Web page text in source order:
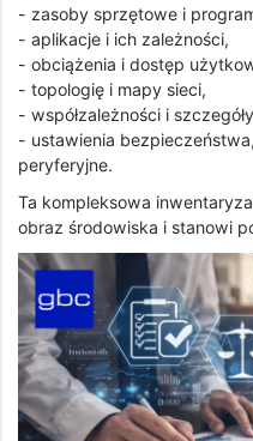
- zasoby sprzętowe i
- aplikacje i ich zależności,
- obciążenia i dostęp
- topologię i mapy sieci,
- współzależności i
- ustawienia
peryferyjne.
Ta kompleksowa
obraz środowiska i stanowi